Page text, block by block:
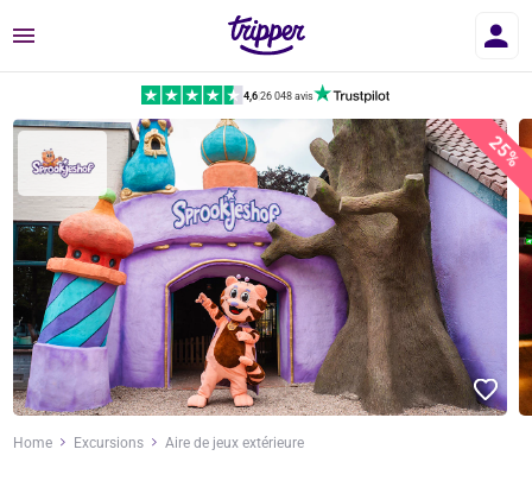
Menu
4,6|26 048 avis
25%
Home Excursions Aire de jeux extérieure